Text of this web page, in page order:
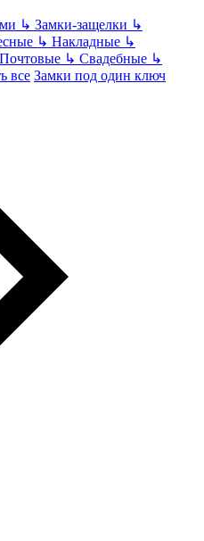
↳ Замки-защелки ↳
↳ Накладные ↳
Почтовые ↳ Свадебные ↳
все Замки под один ключ